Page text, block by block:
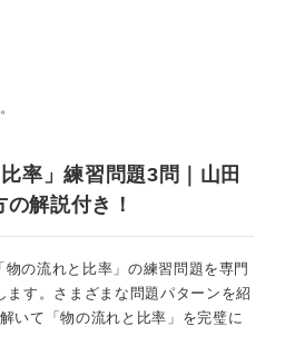
率」練習問題3問｜山田
解説付き！
の流れと比率」の練習問題を専門
ます。さまざまな問題パターンを紹
いて「物の流れと比率」を完璧に